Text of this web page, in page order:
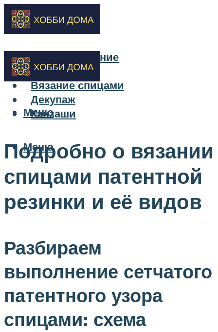
Бисероплетение
Вышивка
Вязание спицами
Декупаж
Канзаши
Меню
Меню
Подробно о вязании
спицами патентной
резинки и её видов
Разбираем
выполнение сетчатого
патентного узора
спицами: схема